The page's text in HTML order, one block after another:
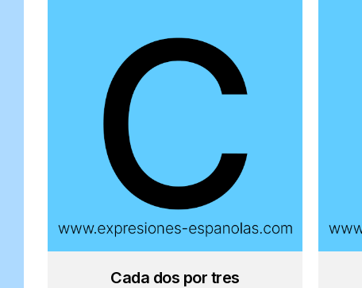
Cada dos por tres